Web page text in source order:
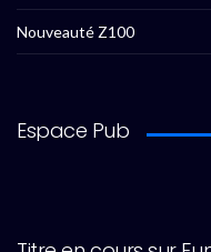
Nouveauté Z100
Espace Pub